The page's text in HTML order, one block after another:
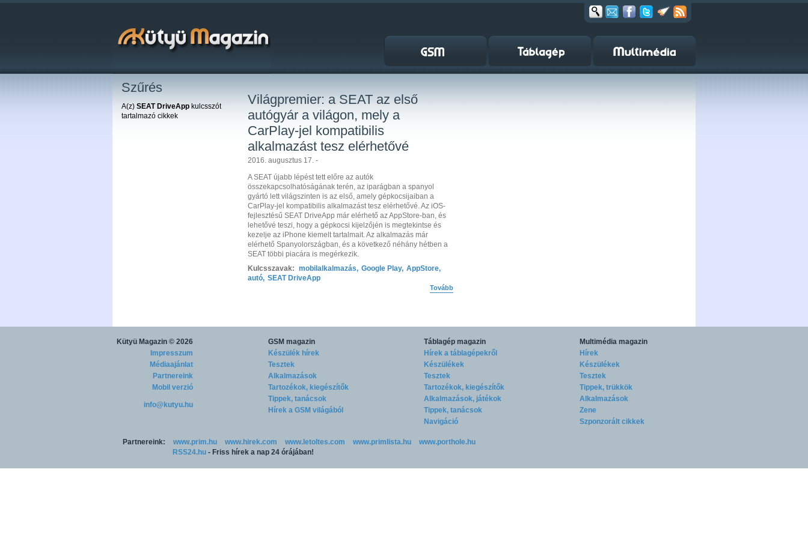
Szűrés
A(z) SEAT DriveApp kulcsszót
tartalmazó cikkek
Világpremier: a SEAT az első
autógyár a világon, mely a
CarPlay-jel kompatibilis
alkalmazást tesz elérhetővé
2016. augusztus 17. -
A SEAT újabb lépést tett előre az autók
összekapcsolhatóságának terén, az iparágban a spanyol
gyártó lett világszinten is az első, amely gépkocsijaiban a
CarPlay-jel kompatibilis alkalmazást tesz elérhetővé. Az iOS-
fejlesztésű SEAT DriveApp már elérhető az AppStore-ban, és
lehetővé teszi, hogy a gépkocsi kijelzőjén is megtekintse és
kezelje az iPhone kiemelt tartalmait. Az alkalmazás már
elérhető Spanyolországban, és a következő néhány hétben a
SEAT többi piacára is megérkezik.
Kulcsszavak: mobilalkalmazás, Google Play, AppStore,
autó, SEAT DriveApp
Tovább
Kütyü Magazin © 2026
Impresszum
Médiaajánlat
Partnereink
Mobil verzió
info@kutyu.hu
GSM magazin
Készülék hírek
Tesztek
Alkalmazások
Tartozékok, kiegészítők
Tippek, tanácsok
Hírek a GSM világából
Táblagép magazin
Hírek a táblagépekről
Készülékek
Tesztek
Tartozékok, kiegészítők
Alkalmazások, játékok
Tippek, tanácsok
Navigáció
Multimédia magazin
Hírek
Készülékek
Tesztek
Tippek, trükkök
Alkalmazások
Zene
Szponzorált cikkek
Partnereink: www.prim.hu www.hirek.com www.letoltes.com www.primlista.hu
www.porthole.hu
RSS24.hu - Friss hírek a nap 24 órájában!